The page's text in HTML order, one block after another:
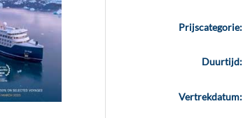
Prijscategorie:
Duurtijd:
Vertrekdatum: